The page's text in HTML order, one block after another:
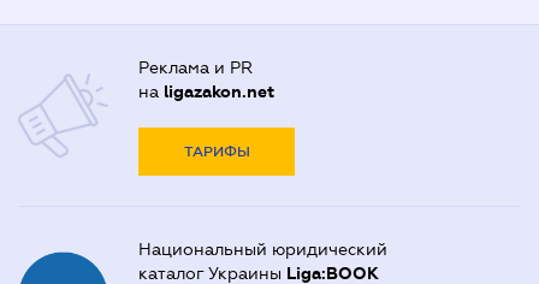
Реклама и PR
на ligazakon.net
ТАРИФЫ
Национальный юридический
каталог Украины Liga:BOOK